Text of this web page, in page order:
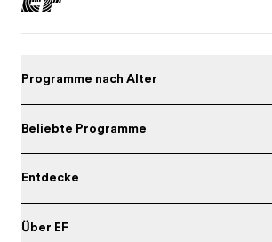
Programme nach Alter
Beliebte Programme
Entdecke
Über EF